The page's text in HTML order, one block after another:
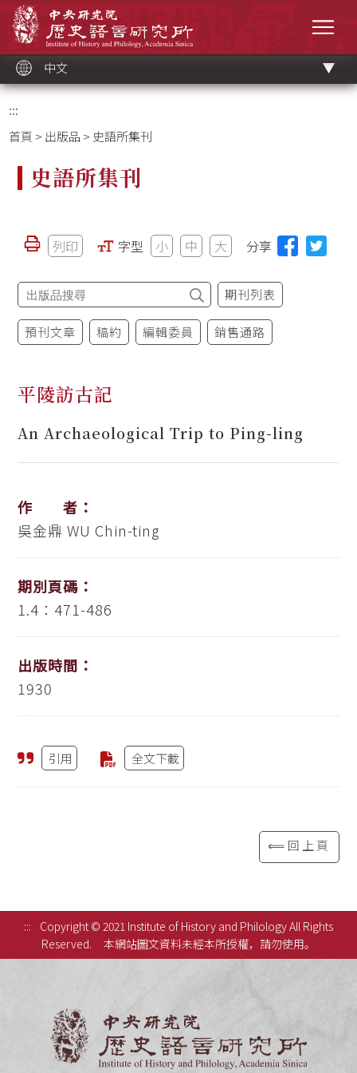
中文
:::
首頁 > 出版品 > 史語所集刊
史語所集刊
列印 字型 小 中 大 分享
期刊列表
預刊文章 稿約 編輯委員 銷售通路
平陵訪古記
An Archaeological Trip to Ping-ling
作 者：
吳金鼎 WU Chin-ting
期別頁碼：
1.4：471-486
出版時間：
1930
引用 全文下載
⟸回上頁
:::
Copyright © 2021 Institute of History and Philology All Rights
Reserved.
本網站圖文資料未經本所授權，請勿使用。